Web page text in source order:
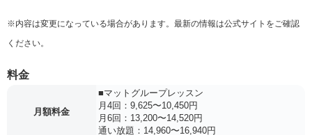
※内容は変更になっている場合があります。最新の情報は公式サイトをご確認
ください。
料金
月額料金
■マットグループレッスン
月4回：9,625〜10,450円
月6回：13,200〜14,520円
通い放題：14,960〜16,940円